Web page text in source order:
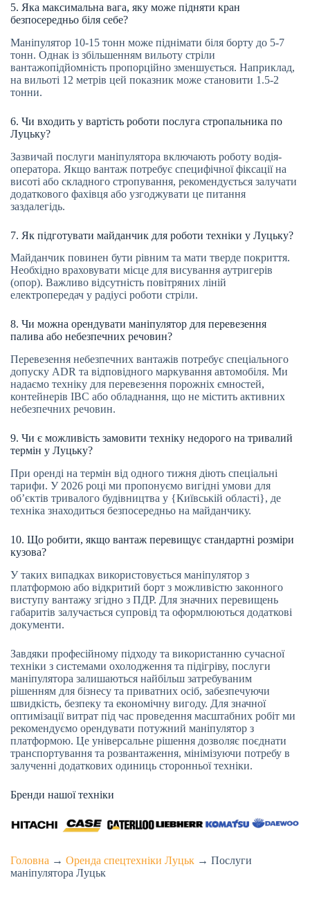
5. Яка максимальна вага, яку може підняти кран
безпосередньо біля себе?
Маніпулятор 10-15 тонн може піднімати біля борту до 5-7
тонн. Однак із збільшенням вильоту стріли
вантажопідйомність пропорційно зменшується. Наприклад,
на вильоті 12 метрів цей показник може становити 1.5-2
тонни.
6. Чи входить у вартість роботи послуга стропальника по
Луцьку?
Зазвичай послуги маніпулятора включають роботу водія-
оператора. Якщо вантаж потребує специфічної фіксації на
висоті або складного стропування, рекомендується залучати
додаткового фахівця або узгоджувати це питання
заздалегідь.
7. Як підготувати майданчик для роботи техніки у Луцьку?
Майданчик повинен бути рівним та мати тверде покриття.
Необхідно враховувати місце для висування аутригерів
(опор). Важливо відсутність повітряних ліній
електропередач у радіусі роботи стріли.
8. Чи можна орендувати маніпулятор для перевезення
палива або небезпечних речовин?
Перевезення небезпечних вантажів потребує спеціального
допуску ADR та відповідного маркування автомобіля. Ми
надаємо техніку для перевезення порожніх ємностей,
контейнерів IBC або обладнання, що не містить активних
небезпечних речовин.
9. Чи є можливість замовити техніку недорого на тривалий
термін у Луцьку?
При оренді на термін від одного тижня діють спеціальні
тарифи. У 2026 році ми пропонуємо вигідні умови для
об’єктів тривалого будівництва у {Київській області}, де
техніка знаходиться безпосередньо на майданчику.
10. Що робити, якщо вантаж перевищує стандартні розміри
кузова?
У таких випадках використовується маніпулятор з
платформою або відкритий борт з можливістю законного
виступу вантажу згідно з ПДР. Для значних перевищень
габаритів залучається супровід та оформлюються додаткові
документи.
Завдяки професійному підходу та використанню сучасної
техніки з системами охолодження та підігріву, послуги
маніпулятора залишаються найбільш затребуваним
рішенням для бізнесу та приватних осіб, забезпечуючи
швидкість, безпеку та економічну вигоду. Для значної
оптимізації витрат під час проведення масштабних робіт ми
рекомендуємо орендувати потужний маніпулятор з
платформою. Це універсальне рішення дозволяє поєднати
транспортування та розвантаження, мінімізуючи потребу в
залученні додаткових одиниць сторонньої техніки.
Бренди нашої техніки
Головна → Оренда спецтехніки Луцьк → Послуги
маніпулятора Луцьк